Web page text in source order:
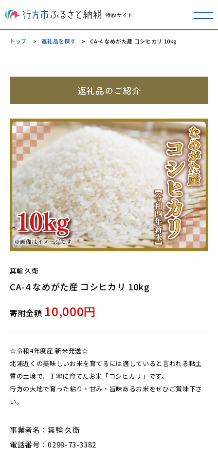
トップ 返礼品を探す CA-4 なめがた産 コシヒカリ 10kg
返礼品のご紹介
箕輪 久衛
CA-4 なめがた産 コシヒカリ 10kg
寄附金額 10,000円
☆令和4年度産 新米発送☆
北浦近くの美味しいお米を育てるには適していると言われる粘土
質の土壌で、丁寧に育てたお米「コシヒカリ」です。
行方の大地で育った粘り・甘み・旨味あるお米をぜひご賞味下さ
い。
事業者名：箕輪 久衛
電話番号：0299-73-3382